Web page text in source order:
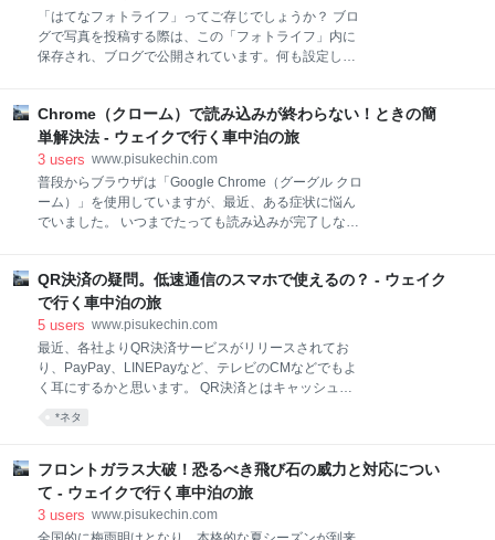
中泊
カーネル（CarNeru）ってなに？ 休刊の経緯 復刊の連
絡が届く 最後に 合わせて読みたい
www.pisukechin.com カーネル（CarNeru）ってな
ぐアイデア、アイテムなど、車中泊でのお役立ち情報
が満載です。車中泊で使えるアイテムを実際に使って
みてのインプレ、小技など参考になる情報ばかり
「はてなフォトライフ」ってご存じでしょうか？ ブロ
グで写真を投稿する際は、この「フォトライフ」内に
保存され、ブログで公開されています。何も設定しな
を「自分のみ」にして公開を制限しているかと思いま
すが、これって本当に他の人はみることができないの
でしょうか？ 疑問に思ったので、実際に確かめてみま
した。 はてなフォトライフとは？ フォトライフの使い
方 アップした画像のアドレス じぶんだけ設定でも見え
ちゃうんです はてなフォトへの写真アップは慎重に ア
とつで、写真を自由にアップし公開できるサービスで
す。はてなブログでもこのサービスを利用し、写真を
登録し記事で公開することができます。 容量は、
Chrome（クローム）で読み込みが終わらない！ときの簡
単解決法 - ウェイクで行く車中泊の旅
3 users www.pisukechin.com
普段からブラウザは「Google Chrome（グーグル クロ
ーム）」を使用していますが、最近、ある症状に悩ん
でいました。 いつまでたっても読み込みが完了しな
み中渦巻 ↓ 「googleads.g.doubleclick.netを待機して
います」、、、 グーグルアドセンスの読み込みから、
まったく進みません。 しかし、ある方法で一発解決し
ました。 しかも簡単な方法です。 いつ終わるかわから
ない、ぐるぐる渦巻地獄から解放されました。 症状 普
段と変わらずブラウザ「Chrome」を使って自分のブ
のですが、タブの読み込み中を示す渦巻が、待てども
ドセンスの読み込みで停まっており、アドセンスを利
用している
QR決済の疑問。低速通信のスマホで使えるの？ - ウェイク
で行く車中泊の旅
5 users www.pisukechin.com
最近、各社よりQR決済サービスがリリースされてお
り、PayPay、LINEPayなど、テレビのCMなどでもよ
く耳にするかと思います。 QR決済とはキャッシュレ
プリに表示されたQRコードで買い物ができるサービス
利用します。 使い方は簡単で、アプリを起動し、表示
されたQRコードを店員にスキャンしてもらうだけで
す。これで買い物の支払いが完了します。便利なた
*ネタ
フロントガラス大破！恐るべき飛び石の威力と対応につい
て - ウェイクで行く車中泊の旅
3 users www.pisukechin.com